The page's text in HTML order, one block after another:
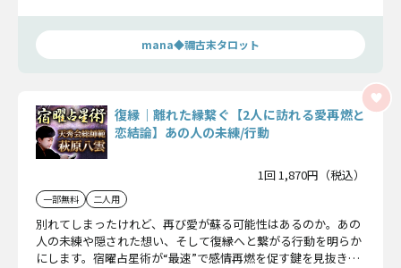
mana◆禰古末タロット
復縁｜離れた縁繋ぐ【2人に訪れる愛再燃と
恋結論】あの人の未練/行動
1回 1,870円（税込）
一部無料 二人用
別れてしまったけれど、再び愛が蘇る可能性はあるのか。あの
人の未練や隠された想い、そして復縁へと繋がる行動を明らか
にします。宿曜占星術が“最速”で感情再燃を促す鍵を見抜き、